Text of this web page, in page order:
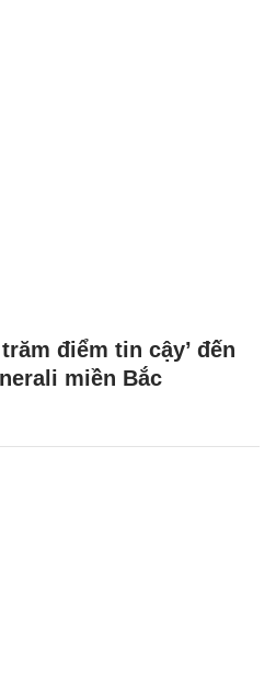
điểm tin cậy’ đến
miền Bắc